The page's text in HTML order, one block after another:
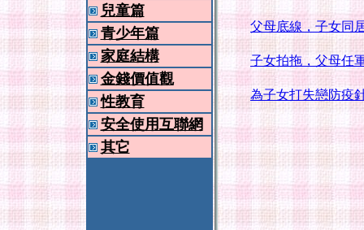
兒童篇
青少年篇
家庭結構
金錢價值觀
性教育
安全使用互聯網
其它
父母底線，子女同
子女拍拖，父母任
為子女打失戀防疫